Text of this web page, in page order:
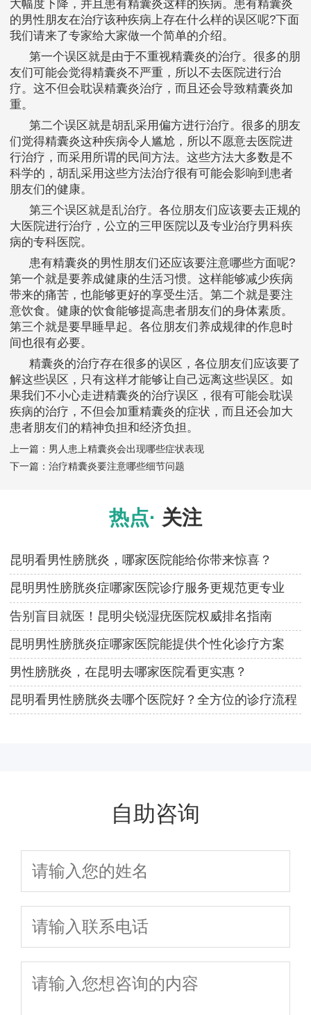
大幅度下降，并且患有精囊炎这样的疾病。患有精囊炎
的男性朋友在治疗该种疾病上存在什么样的误区呢?下面
我们请来了专家给大家做一个简单的介绍。
第一个误区就是由于不重视精囊炎的治疗。很多的朋
友们可能会觉得精囊炎不严重，所以不去医院进行治
疗。这不但会耽误精囊炎治疗，而且还会导致精囊炎加
重。
第二个误区就是胡乱采用偏方进行治疗。很多的朋友
们觉得精囊炎这种疾病令人尴尬，所以不愿意去医院进
行治疗，而采用所谓的民间方法。这些方法大多数是不
科学的，胡乱采用这些方法治疗很有可能会影响到患者
朋友们的健康。
第三个误区就是乱治疗。各位朋友们应该要去正规的
大医院进行治疗，公立的三甲医院以及专业治疗男科疾
病的专科医院。
患有精囊炎的男性朋友们还应该要注意哪些方面呢?
第一个就是要养成健康的生活习惯。这样能够减少疾病
带来的痛苦，也能够更好的享受生活。第二个就是要注
意饮食。健康的饮食能够提高患者朋友们的身体素质。
第三个就是要早睡早起。各位朋友们养成规律的作息时
间也很有必要。
精囊炎的治疗存在很多的误区，各位朋友们应该要了
解这些误区，只有这样才能够让自己远离这些误区。如
果我们不小心走进精囊炎的治疗误区，很有可能会耽误
疾病的治疗，不但会加重精囊炎的症状，而且还会加大
患者朋友们的精神负担和经济负担。
上一篇： 男人患上精囊炎会出现哪些症状表现
下一篇： 治疗精囊炎要注意哪些细节问题
热点· 关注
昆明看男性膀胱炎，哪家医院能给你带来惊喜？
昆明男性膀胱炎症哪家医院诊疗服务更规范更专业
告别盲目就医！昆明尖锐湿疣医院权威排名指南
昆明男性膀胱炎症哪家医院能提供个性化诊疗方案
男性膀胱炎，在昆明去哪家医院看更实惠？
昆明看男性膀胱炎去哪个医院好？全方位的诊疗流程
自助咨询